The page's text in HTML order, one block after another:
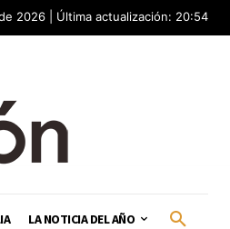
2026 | Última actualización: 20:54
LA NOTICIA DEL AÑO